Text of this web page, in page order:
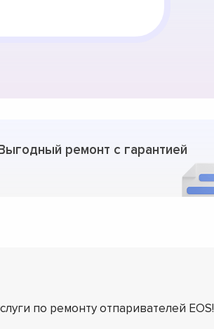
ремонт с гарантией
по ремонту отпаривателей EOS!